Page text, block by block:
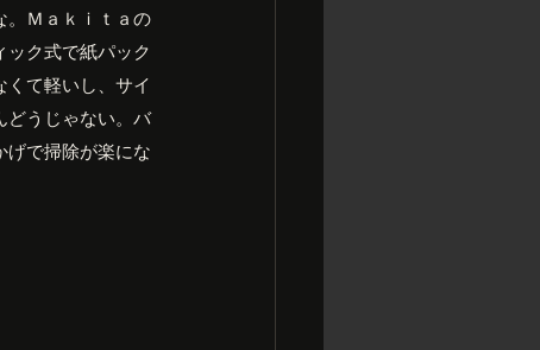
。Ｍａｋｉｔａの
ク式で紙パック
て軽いし、サイ
どうじゃない。バ
げで掃除が楽にな